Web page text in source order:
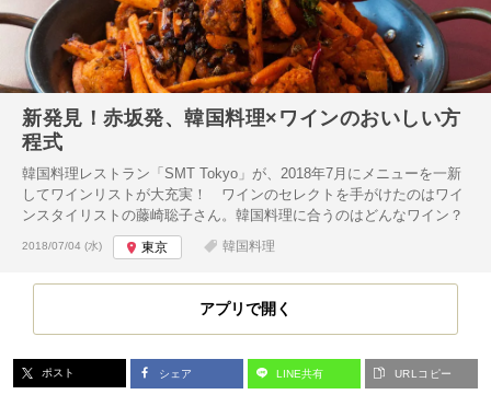
新発見！赤坂発、韓国料理×ワインのおいしい方
程式
韓国料理レストラン「SMT Tokyo」が、2018年7月にメニューを一新
してワインリストが大充実！ ワインのセレクトを手がけたのはワイ
ンスタイリストの藤崎聡子さん。韓国料理に合うのはどんなワイン？
投稿日:
2018/07/04 (水) 東京 韓国料理
アプリで開く
ポスト シェア LINE共有 URLコピー